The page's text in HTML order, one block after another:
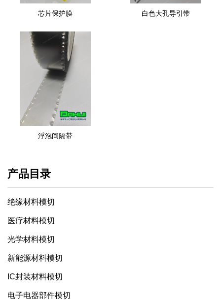
芯片保护膜 白色大孔导引带
浮泡间隔带
产品目录
绝缘材料模切
医疗材料模切
光学材料模切
新能源材料模切
IC封装材料模切
电子电器部件模切